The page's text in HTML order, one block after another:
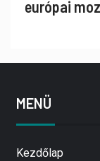
európai
MENÜ
Kezdőlap